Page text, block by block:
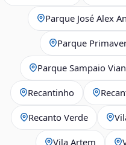
Parque José Alex
Parque
Parque Sampaio
Recantinho
Recanto Verde
Vila Artem